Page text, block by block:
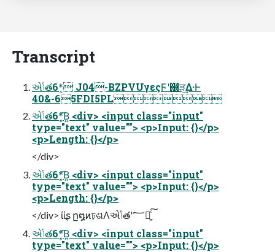
Transcript
એݴత6*͕ J04-BZPVUγεςϜʹ஀ੜ͢Δ·Ͱ
40&-65FDI5PL
એݴత6*͓͞Β͍ <div> <input class="input"
type="text" value=""> <p>Input: {}</p>
<p>Length: {}</p>
</div>
એݴత6*͓͞Β͍ <div> <input class="input"
type="text" value=""> <p>Input: {}</p>
<p>Length: {}</p>
</div> ίίʂ ը໘ͷঢ়ଶΛએݴతʹ؅ཧ͍ͨ͠
એݴత6*͓͞Β͍ <div> <input class="input"
type="text" value=""> <p>Input: {}</p>